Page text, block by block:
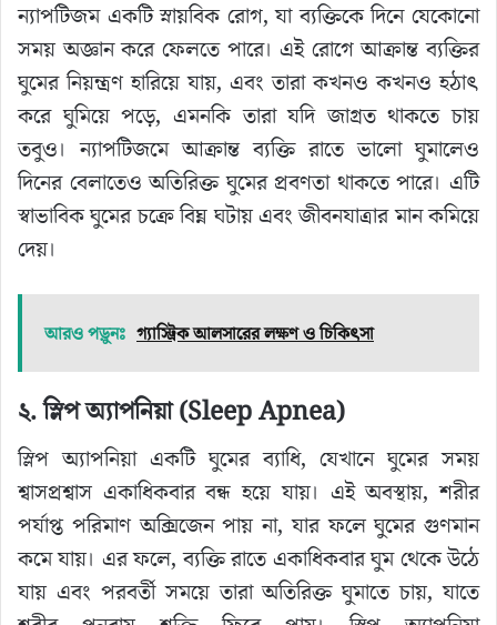
ন্যাপটিজম একটি স্নায়বিক রোগ, যা ব্যক্তিকে দিনে যেকোনো
সময় অজ্ঞান করে ফেলতে পারে। এই রোগে আক্রান্ত ব্যক্তির
ঘুমের নিয়ন্ত্রণ হারিয়ে যায়, এবং তারা কখনও কখনও হঠাৎ
করে ঘুমিয়ে পড়ে, এমনকি তারা যদি জাগ্রত থাকতে চায়
তবুও। ন্যাপটিজমে আক্রান্ত ব্যক্তি রাতে ভালো ঘুমালেও
দিনের বেলাতেও অতিরিক্ত ঘুমের প্রবণতা থাকতে পারে। এটি
স্বাভাবিক ঘুমের চক্রে বিঘ্ন ঘটায় এবং জীবনযাত্রার মান কমিয়ে
দেয়।
আরও পড়ুনঃ গ্যাস্ট্রিক আলসারের লক্ষণ ও চিকিৎসা
২. স্লিপ অ্যাপনিয়া (Sleep Apnea)
স্লিপ অ্যাপনিয়া একটি ঘুমের ব্যাধি, যেখানে ঘুমের সময়
শ্বাসপ্রশ্বাস একাধিকবার বন্ধ হয়ে যায়। এই অবস্থায়, শরীর
পর্যাপ্ত পরিমাণ অক্সিজেন পায় না, যার ফলে ঘুমের গুণমান
কমে যায়। এর ফলে, ব্যক্তি রাতে একাধিকবার ঘুম থেকে উঠে
যায় এবং পরবর্তী সময়ে তারা অতিরিক্ত ঘুমাতে চায়, যাতে